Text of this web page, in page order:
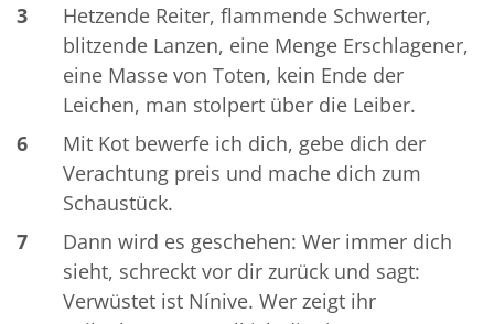
3
Hetzende Reiter, flammende Schwerter,
blitzende Lanzen, eine Menge Erschlagener,
eine Masse von Toten, kein Ende der
Leichen, man stolpert über die Leiber.
6
Mit Kot bewerfe ich dich, gebe dich der
Verachtung preis und mache dich zum
Schaustück.
7
Dann wird es geschehen: Wer immer dich
sieht, schreckt vor dir zurück und sagt:
Verwüstet ist Nínive. Wer zeigt ihr